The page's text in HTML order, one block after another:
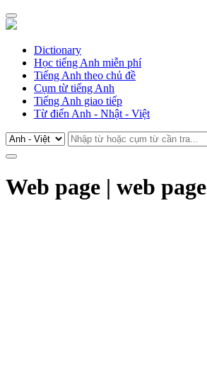
Dictionary
Học tiếng Anh miễn phí
Tiếng Anh theo chủ đề
Cụm từ tiếng Anh
Tiếng Anh giao tiếp
Từ điển Anh - Nhật - Việt
Web page | web page